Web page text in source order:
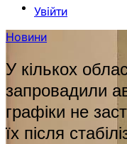
Увійти
Новини
У кількох
запровадили
графіки не
їх після